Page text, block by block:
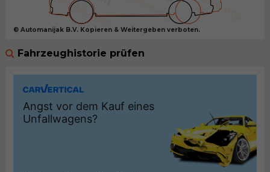
© Automanijak B.V. Kopieren & Weitergeben verboten.
Fahrzeughistorie prüfen